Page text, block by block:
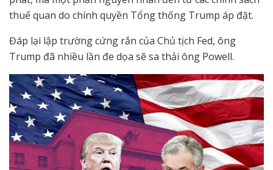
thuế quan do chính quyền Tổng thống Trump áp đặt.
Đáp lại lập trường cứng rắn của Chủ tịch Fed, ông
Trump đã nhiều lần đe dọa sẽ sa thải ông Powell.